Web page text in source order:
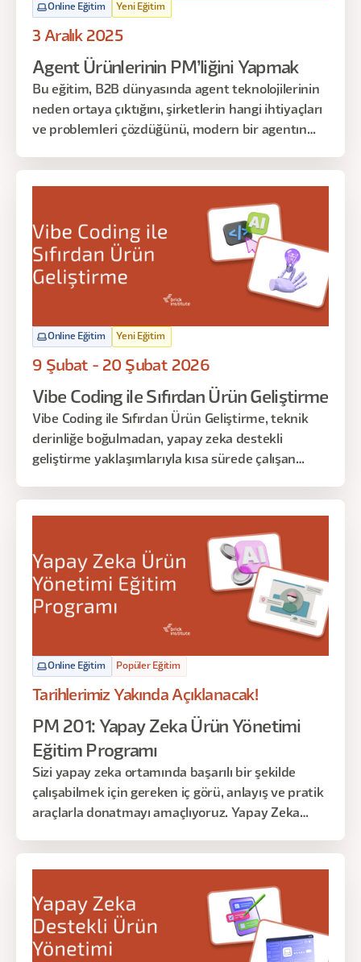
Online Eğitim Yeni Eğitim
3 Aralık 2025
Agent Ürünlerinin PM’liğini Yapmak
Bu eğitim, B2B dünyasında agent teknolojilerinin
neden ortaya çıktığını, şirketlerin hangi ihtiyaçları
ve problemleri çözdüğünü, modern bir agentın
bileşenlerin agentın davranışını nasıl
Online Eğitim Yeni Eğitim
9 Şubat - 20 Şubat 2026
Vibe Coding ile Sıfırdan Ürün Geliştirme
Vibe Coding ile Sıfırdan Ürün Geliştirme, teknik
derinliğe boğulmadan, yapay zeka destekli
geliştirme yaklaşımlarıyla kısa sürede çalışan
eğitimdir.
Online Eğitim Popüler Eğitim
Tarihlerimiz Yakında Açıklanacak!
PM 201: Yapay Zeka Ürün Yönetimi
Eğitim Programı
Sizi yapay zeka ortamında başarılı bir şekilde
çalışabilmek için gereken iç görü, anlayış ve pratik
araçlarla donatmayı amaçlıyoruz. Yapay Zeka
Yapay Zeka teknolojisi ile ürün yönetimi
benzersiz bir bakış açısı sunmaktadır.